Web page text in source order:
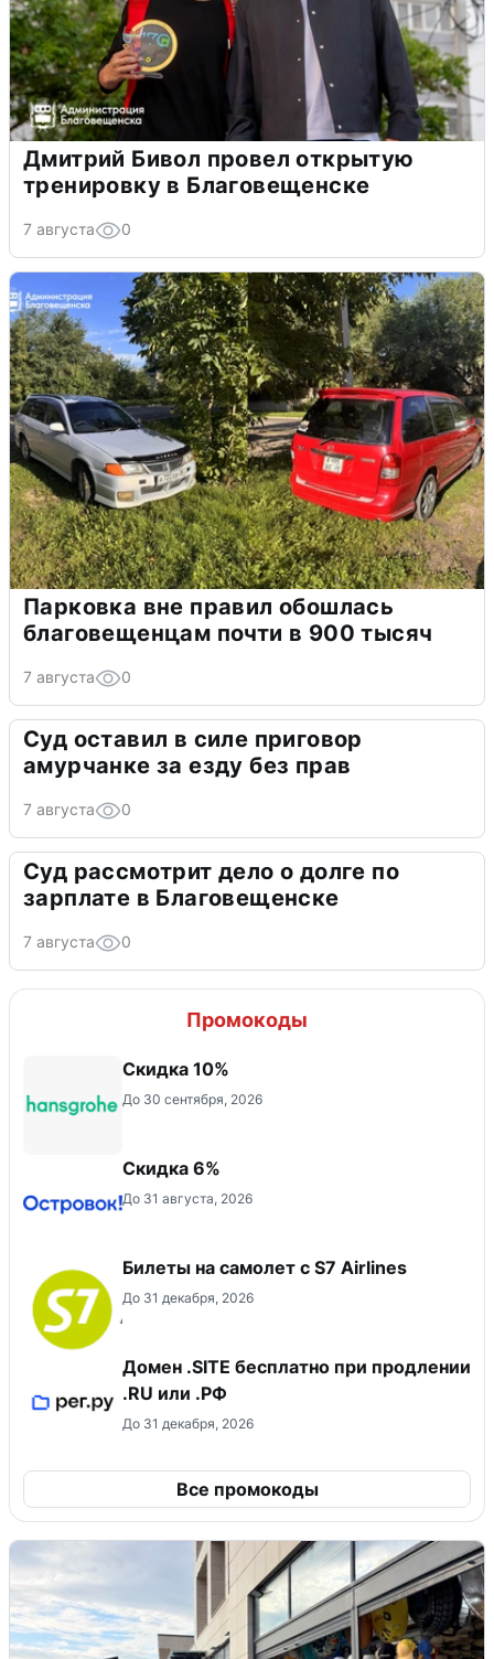
Дмитрий Бивол провел открытую
тренировку в Благовещенске
7 августа 0
Парковка вне правил обошлась
благовещенцам почти в 900 тысяч
7 августа 0
Суд оставил в силе приговор
амурчанке за езду без прав
7 августа 0
Суд рассмотрит дело о долге по
зарплате в Благовещенске
7 августа 0
Промокоды
Скидка 10%
До 30 сентября, 2026
Скидка 6%
До 31 августа, 2026
Билеты на самолет с S7 Airlines
До 31 декабря, 2026
Домен .SITE бесплатно при продлении
.RU или .РФ
До 31 декабря, 2026
Все промокоды